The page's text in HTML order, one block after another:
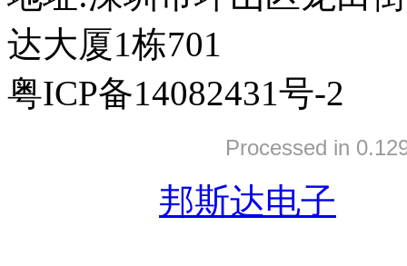
达大厦1栋701
粤ICP备14082431号-2
Processed in
邦斯达电子